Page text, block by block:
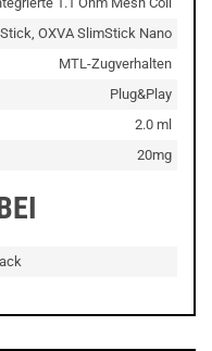
OXVA SlimStick Nano
MTL-Zugverhalten
Plug&Play
2.0 ml
20mg